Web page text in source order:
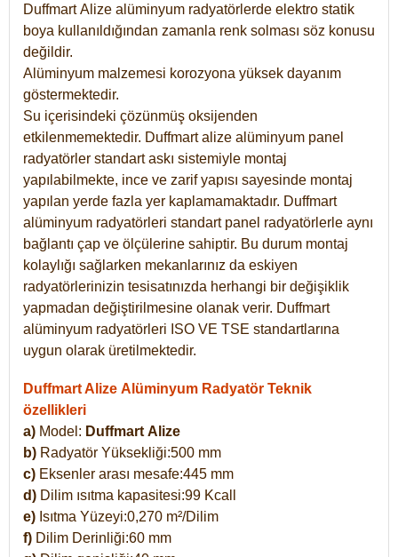
DuffmartAlize alüminyum radyatörlerde elektro statik
boya kullanıldığından zamanla renk solması söz konusu
değildir.
Alüminyum malzemesi korozyona yüksek dayanım
göstermektedir.
Su içerisindeki çözünmüş oksijenden
etkilenmemektedir. Duffmart alize alüminyum panel
radyatörler standart askı sistemiyle montaj
yapılabilmekte, ince ve zarif yapısı sayesinde montaj
yapılan yerde fazla yer kaplamamaktadır. Duffmart
alüminyum radyatörleri standart panel radyatörlerle aynı
bağlantı çap ve ölçülerine sahiptir. Bu durum montaj
kolaylığı sağlarken mekanlarınız da eskiyen
radyatörlerinizin tesisatınızda herhangi bir değişiklik
yapmadan değiştirilmesine olanak verir. Duffmart
alüminyum radyatörleri ISO VE TSE standartlarına
uygun olarak üretilmektedir.
Duffmart Alize Alüminyum Radyatör Teknik
özellikleri
a) Model: Duffmart Alize
b) Radyatör Yüksekliği:500 mm
c) Eksenler arası mesafe:445 mm
d) Dilim ısıtma kapasitesi:99 Kcall
e) Isıtma Yüzeyi:0,270 m²/Dilim
f) Dilim Derinliği:60 mm